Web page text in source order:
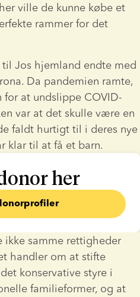
ville de kunne købe et
rammer for det
Jos hjemland endte med
Da pandemien ramte,
at undslippe COVID-
var at det skulle være en
faldt hurtigt til i deres nye
klar til at få et barn.
her
ikke samme rettigheder
handler om at stifte
konservative styre i
familieformer, og at